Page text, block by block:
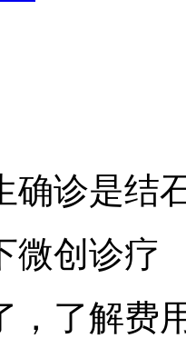
确诊是结
微创诊疗
，了解费